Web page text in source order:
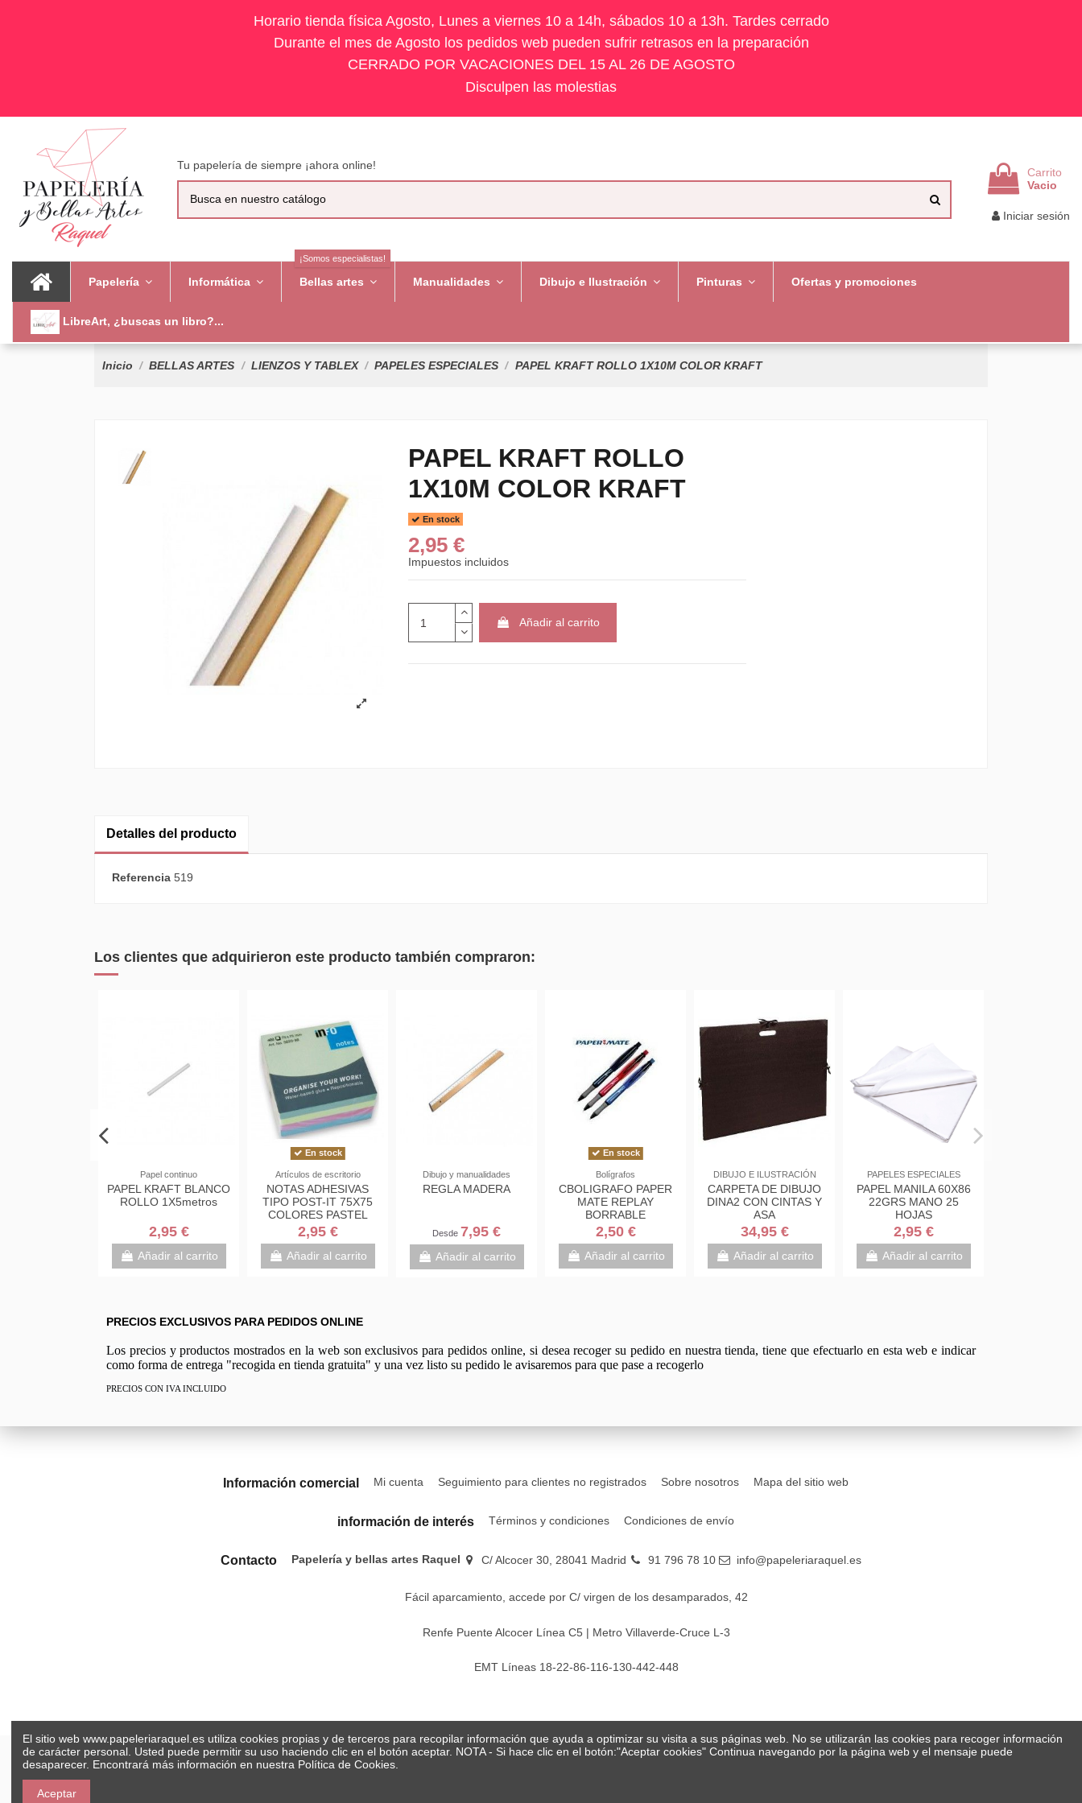
Horario tienda física Agosto, Lunes a viernes 10 a 14h, sábados 10 a 13h. Tardes cerrado
Durante el mes de Agosto los pedidos web pueden sufrir retrasos en la preparación
CERRADO POR VACACIONES DEL 15 AL 26 DE AGOSTO
Disculpen las molestias
Tu papelería de siempre ¡ahora online!
Carrito
Vacio
Iniciar sesión
Papelería Informática Bellas artes
¡Somos especialistas!
Manualidades Dibujo e Ilustración Pinturas Ofertas y promociones
LibreArt, ¿buscas un libro?...
Inicio BELLAS ARTES LIENZOS Y TABLEX PAPELES ESPECIALES PAPEL KRAFT ROLLO 1X10M COLOR KRAFT
PAPEL KRAFT ROLLO
1X10M COLOR KRAFT
En stock
2,95 €
Impuestos incluidos
Añadir al carrito
Detalles del producto
Referencia 519
Los clientes que adquirieron este producto también compraron:
Papel continuo
PAPEL KRAFT BLANCO
ROLLO 1X5metros
2,95 €
Añadir al carrito
En stock
Artículos de escritorio
NOTAS ADHESIVAS
TIPO POST-IT 75X75
COLORES PASTEL
2,95 €
Añadir al carrito
Dibujo y manualidades
REGLA MADERA
Desde 7,95 €
Añadir al carrito
En stock
Bolígrafos
CBOLIGRAFO PAPER
MATE REPLAY
BORRABLE
2,50 €
Añadir al carrito
DIBUJO E ILUSTRACIÓN
CARPETA DE DIBUJO
DINA2 CON CINTAS Y
ASA
34,95 €
Añadir al carrito
PAPELES ESPECIALES
PAPEL MANILA 60X86
22GRS MANO 25
HOJAS
2,95 €
Añadir al carrito
PRECIOS EXCLUSIVOS PARA PEDIDOS ONLINE
Los precios y productos mostrados en la web son exclusivos para pedidos online, si desea recoger su pedido en nuestra tienda, tiene que efectuarlo en esta web e indicar
como forma de entrega "recogida en tienda gratuita" y una vez listo su pedido le avisaremos para que pase a recogerlo
PRECIOS CON IVA INCLUIDO
Información comercial Mi cuenta Seguimiento para clientes no registrados Sobre nosotros Mapa del sitio web
información de interés Términos y condiciones Condiciones de envío
Contacto Papelería y bellas artes Raquel C/ Alcocer 30, 28041 Madrid 91 796 78 10 info@papeleriaraquel.es
Fácil aparcamiento, accede por C/ virgen de los desamparados, 42
Renfe Puente Alcocer Línea C5 | Metro Villaverde-Cruce L-3
EMT Líneas 18-22-86-116-130-442-448
El sitio web www.papeleriaraquel.es utiliza cookies propias y de terceros para recopilar información que ayuda a optimizar su visita a sus páginas web. No se utilizarán las cookies para recoger información
de carácter personal. Usted puede permitir su uso haciendo clic en el botón aceptar. NOTA - Si hace clic en el botón:"Aceptar cookies" Continua navegando por la página web y el mensaje puede
desaparecer. Encontrará más información en nuestra Política de Cookies.
Aceptar